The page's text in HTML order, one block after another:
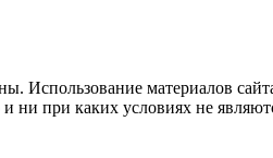
Использование материалов
ни при каких условиях не